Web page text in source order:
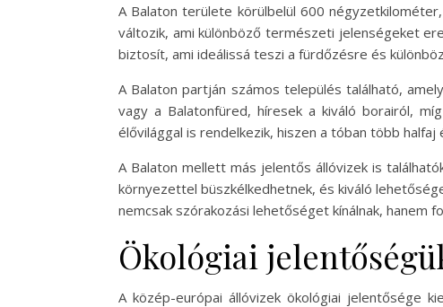
A Balaton területe körülbelül 600
változik, ami különböző természeti jelenségeket
biztosít, ami ideálissá teszi a fürdőzésre és
A Balaton partján számos település található,
vagy a Balatonfüred, híresek a kiváló borairól,
élővilággal is rendelkezik, hiszen a tóban több
A Balaton mellett más jelentős állóvizek is
környezettel büszkélkedhetnek, és kiváló
nemcsak szórakozási lehetőséget kínálnak, hanem
Ökológiai
A közép-európai állóvizek ökológiai jelentősége